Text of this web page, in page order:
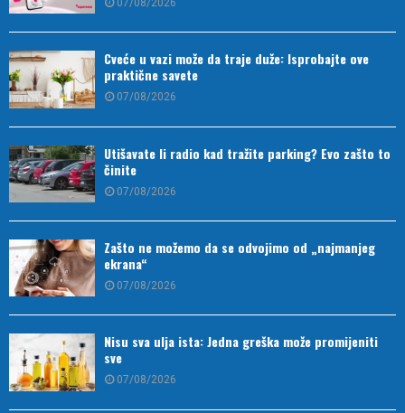
07/08/2026
Cveće u vazi može da traje duže: Isprobajte ove
praktične savete
07/08/2026
Utišavate li radio kad tražite parking? Evo zašto to
činite
07/08/2026
Zašto ne možemo da se odvojimo od „najmanjeg
ekrana“
07/08/2026
Nisu sva ulja ista: Jedna greška može promijeniti
sve
07/08/2026